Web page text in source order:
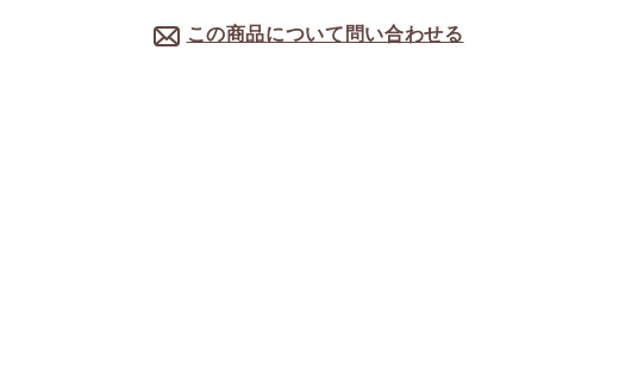
この商品について問い合わせる